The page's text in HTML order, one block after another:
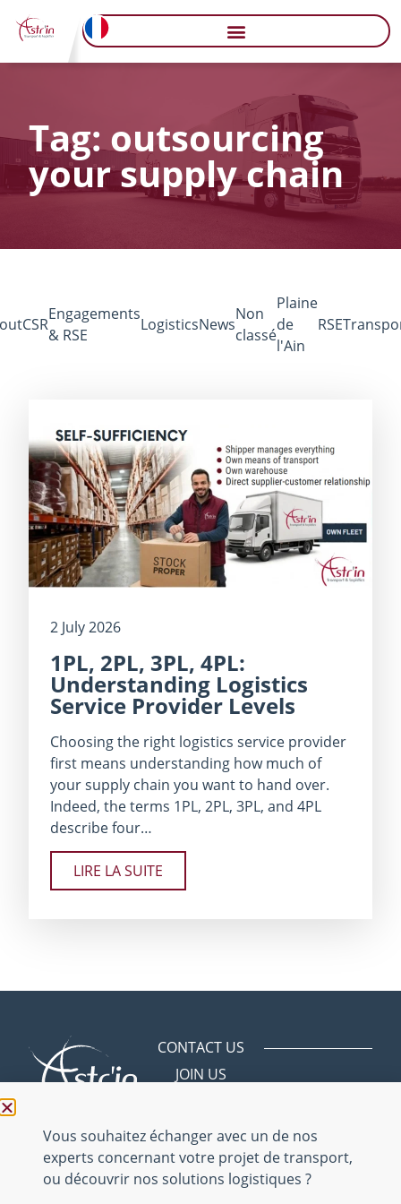
Tag: outsourcing
your supply chain
CSR
Engagements
& RSE
LogisticsNews
Non
classé
Plaine
de
l'Ain
RSE
2 July 2026
1PL, 2PL, 3PL, 4PL:
Understanding Logistics
Service Provider Levels
Choosing the right logistics service provider
first means understanding how much of
your supply chain you want to hand over.
Indeed, the terms 1PL, 2PL, 3PL, and 4PL
describe four…
LIRE LA SUITE
CONTACT US
JOIN US
Avenue des
01150 Saint
Vulbas
04 74 46 16 16
Vous souhaitez échanger avec un de nos
experts concernant votre projet de transport,
ou découvrir nos solutions logistiques ?